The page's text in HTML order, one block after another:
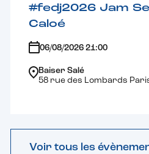
#fedj2026 Jam
Caloé
06/08/2026 21:00
Baiser Salé
58 rue des Lombards
Voir tous les